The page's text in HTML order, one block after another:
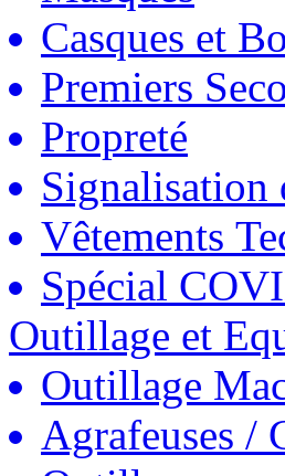
Casques et
Premiers
Propreté
Signalisation
Vêtements
Spécial
Outillage et
Outillage
Agrafeuses /